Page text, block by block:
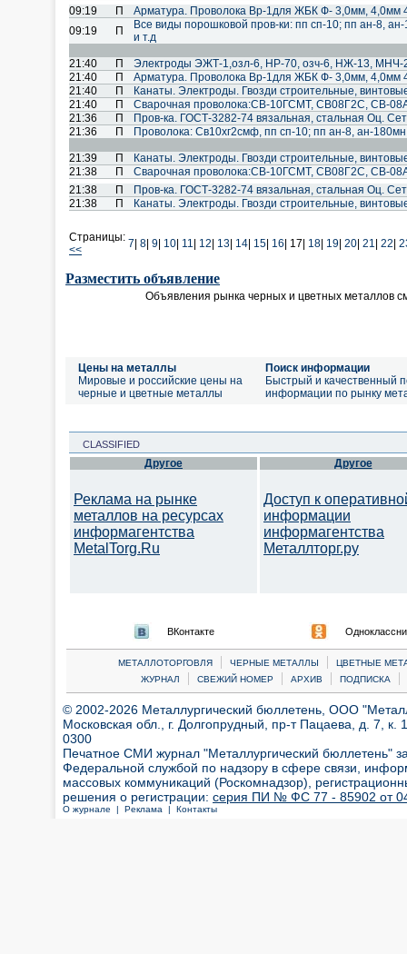
09:19
П
Арматура. Проволока Вр-1для ЖБК Ф- 3,0мм, 4,0мм
09:19
П
Все виды порошковой пров-ки: пп сп-10; пп ан-8,
и т.д
21:40 П
Электроды ЭЖТ-1,озл-6, НР-70, озч-6, НЖ-13, МНЧ-
21:40
П
Арматура. Проволока Вр-1для ЖБК Ф- 3,0мм, 4,0мм
21:40
П
Канаты. Электроды. Гвозди строительные,
21:40
П
Cварочная проволока:СВ-10ГСМТ, СВ08Г2С, СВ-
21:36
П
Пров-ка. ГОСТ-3282-74 вязальная, стальная Оц.
21:36
П Проволока: Св10хг2смф, пп сп-10; пп ан-8, ан-
21:39 П
Канаты. Электроды. Гвозди строительные,
21:38
П
Cварочная проволока:СВ-10ГСМТ, СВ08Г2С, СВ-
21:38
П
Пров-ка. ГОСТ-3282-74 вязальная, стальная Оц.
21:38
П Канаты. Электроды. Гвозди строительные,
Страницы:
<<
7 8 9 10 11 12 13 14 15 16 17| 18 19 20 21 22
Разместить объявление
Объявления рынка черных и цветных металлов
Цены на металлы
Мировые и российские цены на
черные и цветные металлы
Поиск информации
Быстрый и качественный
информации по рынку
CLASSIFIED
Другое
Реклама на рынке
металлов на ресурсах
информагентства
MetalTorg.Ru
Другое
Доступ к
информации
информагентства
Металлторг.ру
ВКонтакте
МЕТАЛЛОТОРГОВЛЯ | ЧЕРНЫЕ МЕТАЛЛЫ |
ЦВЕТНЫЕ
ЖУРНАЛ
| СВЕЖИЙ НОМЕР | АРХИВ | ПОДПИСКА |
© 2002-2026 Металлургический бюллетень, ООО
Московская обл., г. Долгопрудный, пр-т Пацаева, д. 7,
0300
Печатное СМИ журнал "Металлургический бюллетень"
Федеральной службой по надзору в сфере связи,
массовых коммуникаций (Роскомнадзор),
решения о регистрации: серия ПИ № ФС 77 - 85902 от 04
О журнале | Реклама | Контакты